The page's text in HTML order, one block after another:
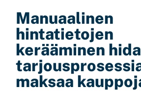
Manuaalinen
hintatietojen
kerääminen
maksaa